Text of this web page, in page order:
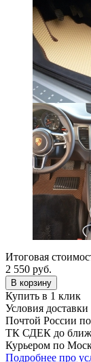
Итоговая
2 550 руб.
В корзину
Купить в 1 клик
Условия доставки
Почтой России
ТК СДЕК до
Курьером по
Подробнее про